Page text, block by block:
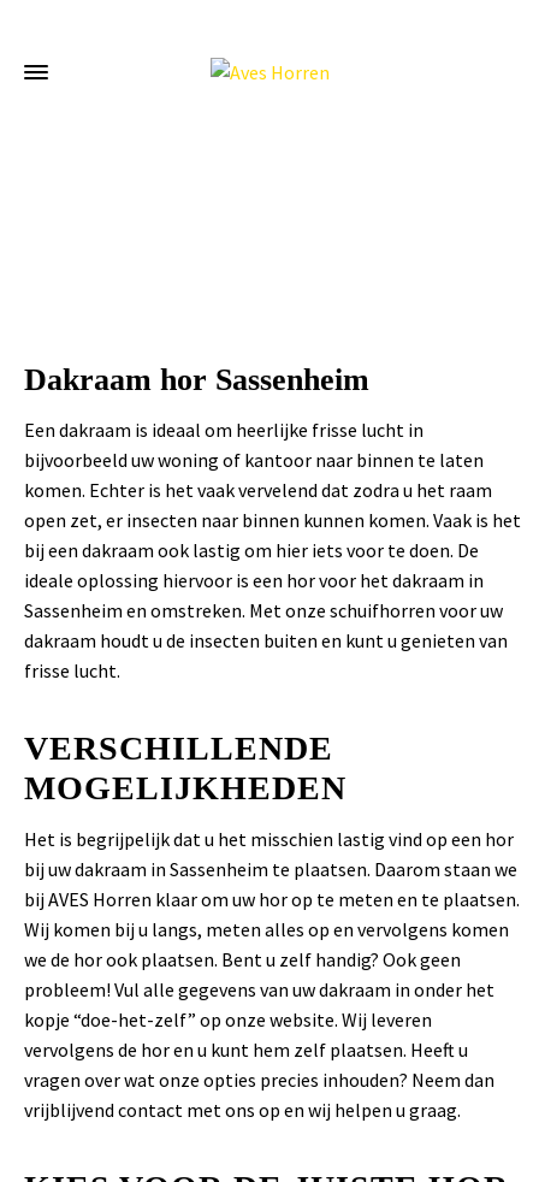
Dakraam hor Sassenheim
Een dakraam is ideaal om heerlijke frisse lucht in
bijvoorbeeld uw woning of kantoor naar binnen te laten
komen. Echter is het vaak vervelend dat zodra u het raam
open zet, er insecten naar binnen kunnen komen. Vaak is het
bij een dakraam ook lastig om hier iets voor te doen. De
ideale oplossing hiervoor is een hor voor het dakraam in
Sassenheim en omstreken. Met onze schuifhorren voor uw
dakraam houdt u de insecten buiten en kunt u genieten van
frisse lucht.
VERSCHILLENDE
MOGELIJKHEDEN
Het is begrijpelijk dat u het misschien lastig vind op een hor
bij uw dakraam in Sassenheim te plaatsen. Daarom staan we
bij AVES Horren klaar om uw hor op te meten en te plaatsen.
Wij komen bij u langs, meten alles op en vervolgens komen
we de hor ook plaatsen. Bent u zelf handig? Ook geen
probleem! Vul alle gegevens van uw dakraam in onder het
kopje “doe-het-zelf” op onze website. Wij leveren
vervolgens de hor en u kunt hem zelf plaatsen. Heeft u
vragen over wat onze opties precies inhouden? Neem dan
vrijblijvend contact met ons op en wij helpen u graag.